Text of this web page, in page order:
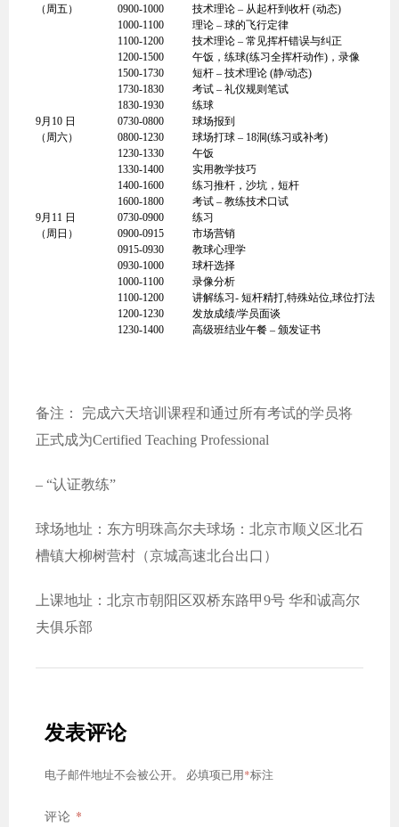
（周五）
0900-1000
技术理论 – 从起杆到收杆 (动态)
1000-1100
理论 – 球的飞行定律
1100-1200
技术理论 – 常见挥杆错误与纠正
1200-1500
午饭，练球(练习全挥杆动作)，录像
1500-1730
短杆 – 技术理论 (静/动态)
1730-1830
考试 – 礼仪规则笔试
1830-1930
练球
9月10 日
0730-0800
球场报到
（周六）
0800-1230
球场打球 – 18洞(练习或补考)
1230-1330
午饭
1330-1400
实用教学技巧
1400-1600
练习推杆，沙坑，短杆
1600-1800
考试 – 教练技术口试
9月11 日
0730-0900
练习
（周日）
0900-0915
市场营销
0915-0930
教球心理学
0930-1000
球杆选择
1000-1100
录像分析
1100-1200
讲解练习- 短杆精打,特殊站位,球位打法
1200-1230
发放成绩/学员面谈
1230-1400
高级班结业午餐 – 颁发证书
备注： 完成六天培训课程和通过所有考试的学员将
正式成为Certified Teaching Professional
– “认证教练”
球场地址：东方明珠高尔夫球场：北京市顺义区北石
槽镇大柳树营村（京城高速北台出口）
上课地址：北京市朝阳区双桥东路甲9号 华和诚高尔
夫俱乐部
发表评论
电子邮件地址不会被公开。 必填项已用 *标注
评论 *